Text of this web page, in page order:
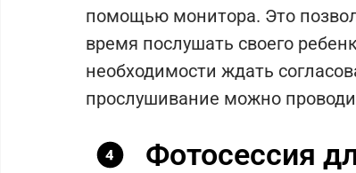
помощью монитора. Это
время послушать своего
необходимости ждать
прослушивание можно
Фотосессия